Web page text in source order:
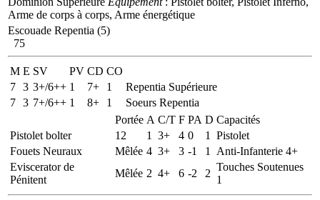
Arme de corps à corps, Arme énergétique
Escouade Repentia (5)
75
M E SV PV CD CO
7 3 3+/6++ 1 7+ 1
Repentia Supérieure
7 3 7+/6++ 1 8+ 1
Soeurs Repentia
Portée A C/T F PA D Capacités
Pistolet bolter
12 1 3+ 4 0 1
Pistolet
Fouets Neuraux
Mêlée 4 3+ 3 -1 1
Anti-Infanterie 4+
Eviscerator de
Pénitent
Mêlée 2 4+ 6 -2 2
Touches Soutenues
1